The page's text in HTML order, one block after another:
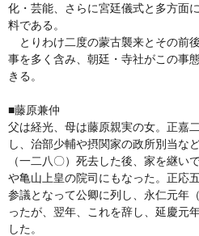
化・芸能、さらに宮廷儀式と多方面
料である。
とりわけ二度の蒙古襲来とその前
事を多く含み、朝廷・寺社がこの事
きる。
■藤原兼仲
父は経光、母は藤原親実の女。正嘉
し、治部少輔や摂関家の政所別当な
（一二八〇）死去した後、家を継い
や亀山上皇の院司にもなった。正応
参議となって公卿に列し、永仁元年
ったが、翌年、これを辞し、延慶元
した。